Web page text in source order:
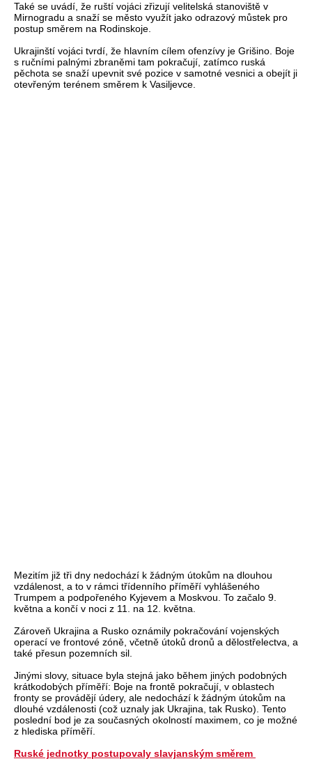
Také se uvádí, že ruští vojáci zřizují velitelská stanoviště v
Mirnogradu a snaží se město využít jako odrazový můstek pro
postup směrem na Rodinskoje.
Ukrajinští vojáci tvrdí, že hlavním cílem ofenzívy je Grišino. Boje
s ručními palnými zbraněmi tam pokračují, zatímco ruská
pěchota se snaží upevnit své pozice v samotné vesnici a obejít ji
otevřeným terénem směrem k Vasiljevce.
Mezitím již tři dny nedochází k žádným útokům na dlouhou
vzdálenost, a to v rámci třídenního příměří vyhlášeného
Trumpem a podpořeného Kyjevem a Moskvou. To začalo 9.
května a končí v noci z 11. na 12. května.
Zároveň Ukrajina a Rusko oznámily pokračování vojenských
operací ve frontové zóně, včetně útoků dronů a dělostřelectva, a
také přesun pozemních sil.
Jinými slovy, situace byla stejná jako během jiných podobných
krátkodobých příměří: Boje na frontě pokračují, v oblastech
fronty se provádějí údery, ale nedochází k žádným útokům na
dlouhé vzdálenosti (což uznaly jak Ukrajina, tak Rusko). Tento
poslední bod je za současných okolností maximem, co je možné
z hlediska příměří.
Ruské jednotky postupovaly slavjanským směrem